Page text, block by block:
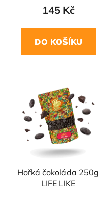
145 Kč
DO KOŠÍKU
Hořká čokoláda 250g
LIFE LIKE